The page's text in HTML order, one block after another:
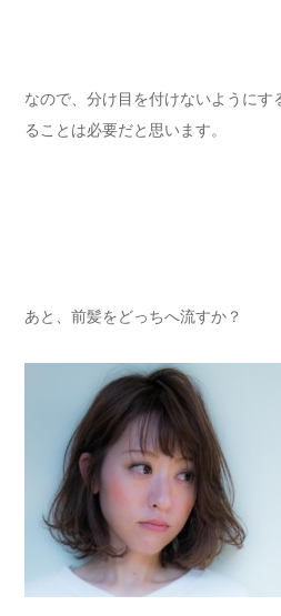
なので、分け目を付けないようにす
ることは必要だと思います。
あと、前髪をどっちへ流すか？